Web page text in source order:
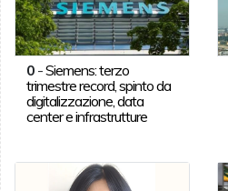
0-Siemens: terzo
trimestre record, spinto da
digitalizzazione, data
center e infrastrutture